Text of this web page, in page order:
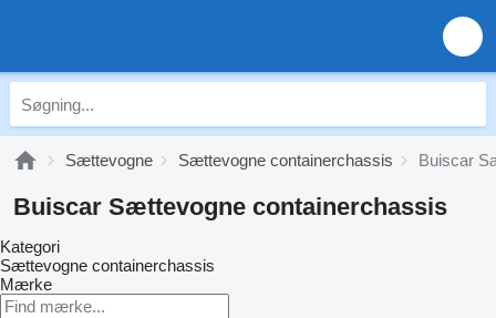
Sættevogne Sættevogne containerchassis Buiscar
Buiscar Sættevogne containerchassis
Kategori
Sættevogne containerchassis
Mærke